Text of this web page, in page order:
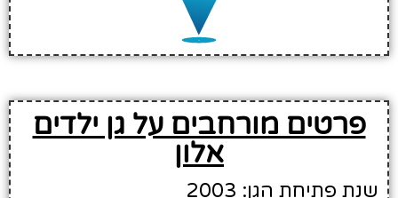
פרטים מורחבים על גן ילדים
אלון
שנת פתיחת הגן: 2003